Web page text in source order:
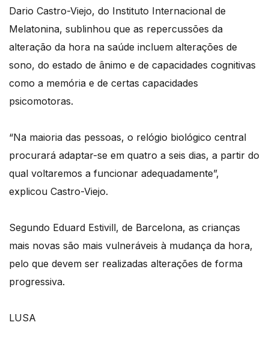
Dario Castro-Viejo, do Instituto Internacional de
Melatonina, sublinhou que as repercussões da
alteração da hora na saúde incluem alterações de
sono, do estado de ânimo e de capacidades cognitivas
como a memória e de certas capacidades
psicomotoras.
“Na maioria das pessoas, o relógio biológico central
procurará adaptar-se em quatro a seis dias, a partir do
qual voltaremos a funcionar adequadamente”,
explicou Castro-Viejo.
Segundo Eduard Estivill, de Barcelona, as crianças
mais novas são mais vulneráveis à mudança da hora,
pelo que devem ser realizadas alterações de forma
progressiva.
LUSA